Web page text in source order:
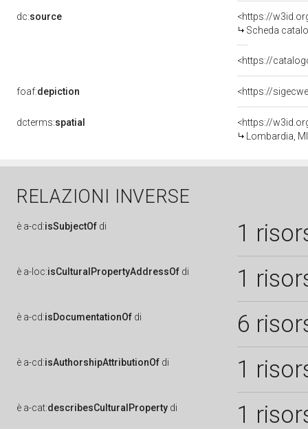
dc:source
<https://
Scheda
<https://
foaf:depiction <https://
dcterms:spatial
<https://
Lombardia,
RELAZIONI INVERSE
è a-cd:isSubjectOf di 1
è a-loc:isCulturalPropertyAddressOf di 1
è a-cd:isDocumentationOf di 6
è a-cd:isAuthorshipAttributionOf di 1
è a-cat:describesCulturalProperty di 1